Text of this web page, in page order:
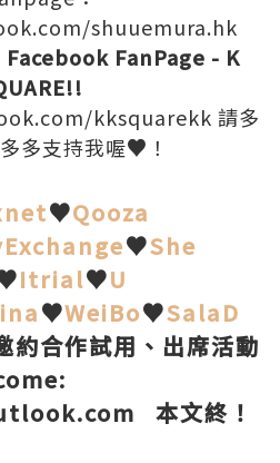
shuuemura.hk
FanPage - K
kksquarekk 請多
多多支持我喔♥ ！
♥Qooza
♥She
Itrial♥U
♥WeiBo♥SalaD
約合作試用、出席活動
本文終！